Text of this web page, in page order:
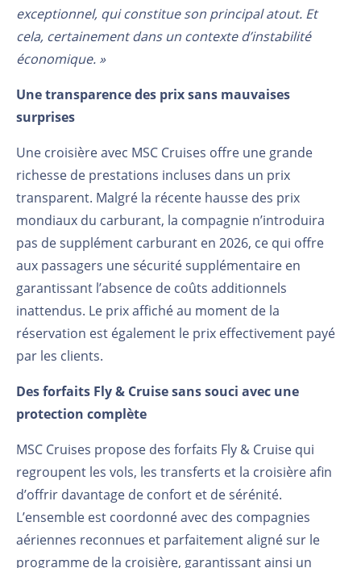
exceptionnel, qui constitue son principal atout. Et
cela, certainement dans un contexte d’instabilité
économique. »
Une transparence des prix sans mauvaises
surprises
Une croisière avec MSC Cruises offre une grande
richesse de prestations incluses dans un prix
transparent. Malgré la récente hausse des prix
mondiaux du carburant, la compagnie n’introduira
pas de supplément carburant en 2026, ce qui offre
aux passagers une sécurité supplémentaire en
garantissant l’absence de coûts additionnels
inattendus. Le prix affiché au moment de la
réservation est également le prix effectivement payé
par les clients.
Des forfaits Fly & Cruise sans souci avec une
protection complète
MSC Cruises propose des forfaits Fly & Cruise qui
regroupent les vols, les transferts et la croisière afin
d’offrir davantage de confort et de sérénité.
L’ensemble est coordonné avec des compagnies
aériennes reconnues et parfaitement aligné sur le
programme de la croisière, garantissant ainsi un